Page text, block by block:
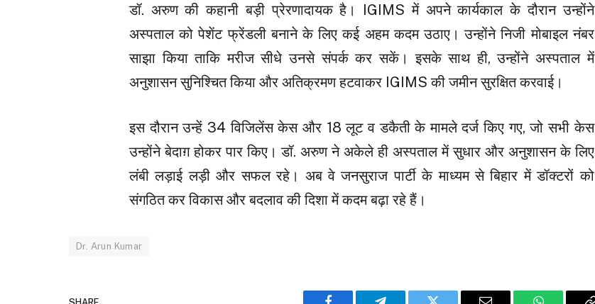
डॉ. अरुण की कहानी बड़ी प्रेरणादायक है। IGIMS में अपने कार्यकाल के दौरान उन्होंने
अस्पताल को पेशेंट फ्रेंडली बनाने के लिए कई अहम कदम उठाए। उन्होंने निजी मोबाइल नंबर
साझा किया ताकि मरीज सीधे उनसे संपर्क कर सकें। इसके साथ ही, उन्होंने अस्पताल में
अनुशासन सुनिश्चित किया और अतिक्रमण हटवाकर IGIMS की जमीन सुरक्षित करवाई।
इस दौरान उन्हें 34 विजिलेंस केस और 18 लूट व डकैती के मामले दर्ज किए गए, जो सभी केस
उन्होंने बेदाग़ होकर पार किए। डॉ. अरुण ने अकेले ही अस्पताल में सुधार और अनुशासन के लिए
लंबी लड़ाई लड़ी और सफल रहे। अब वे जनसुराज पार्टी के माध्यम से बिहार में डॉक्टरों को
संगठित कर विकास और बदलाव की दिशा में कदम बढ़ा रहे हैं।
Dr. Arun Kumar